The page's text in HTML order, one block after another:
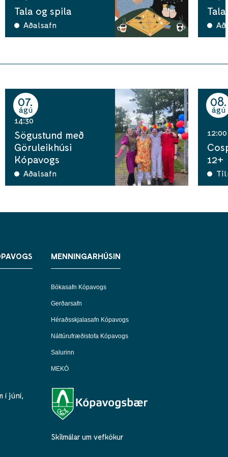
Tala og spila
Aðalsafn
07
ágú
14:30
Sögustund með
Göruleikhúsi
Kópavogs
Aðalsafn
08
ágú
12:00
12+
í júní,
MENNINGARHÚSIN
Bókasafn Kópavogs
Gerðarsafn
Héraðsskjalasafn Kópavogs
Náttúrufræðistofa Kópavogs
Salurinn
MEKÓ
Skilmálar um vefkökur